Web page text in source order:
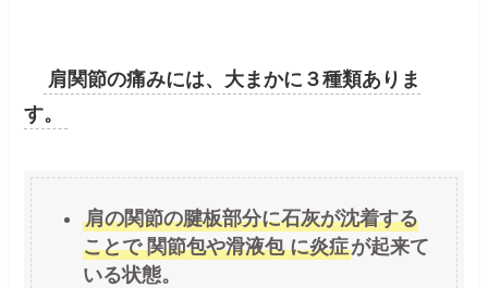
肩関節の痛みには、大まかに３種類ありま
す。
肩の関節の腱板部分に石灰が沈着する
ことで 関節包や滑液包 に炎症が起来て
いる状態。